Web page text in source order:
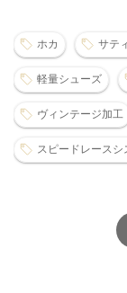
ホカ サテ
軽量シューズ
ヴィンテージ加工
スピードレースシ